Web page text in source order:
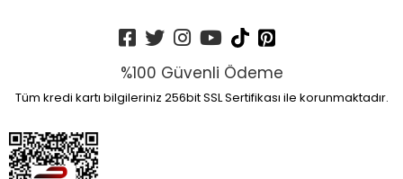
%100 Güvenli Ödeme
Tüm kredi kartı bilgileriniz 256bit SSL Sertifikası ile korunmaktadır.